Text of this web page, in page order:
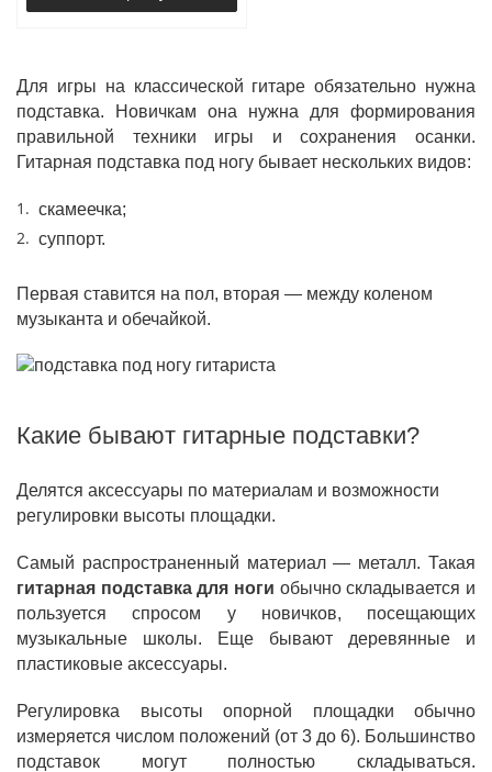
Для игры на классической гитаре обязательно нужна
подставка. Новичкам она нужна для формирования
правильной техники игры и сохранения осанки.
Гитарная подставка под ногу бывает нескольких видов:
скамеечка;
суппорт.
Первая ставится на пол, вторая — между коленом
музыканта и обечайкой.
Какие бывают гитарные подставки?
Делятся аксессуары по материалам и возможности
регулировки высоты площадки.
Самый распространенный материал — металл. Такая
гитарная подставка для ноги обычно складывается и
пользуется спросом у новичков, посещающих
музыкальные школы. Еще бывают деревянные и
пластиковые аксессуары.
Регулировка высоты опорной площадки обычно
измеряется числом положений (от 3 до 6). Большинство
подставок могут полностью складываться.